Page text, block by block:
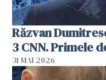
Răzvan
3 CNN. Primele
31 MAI 2026